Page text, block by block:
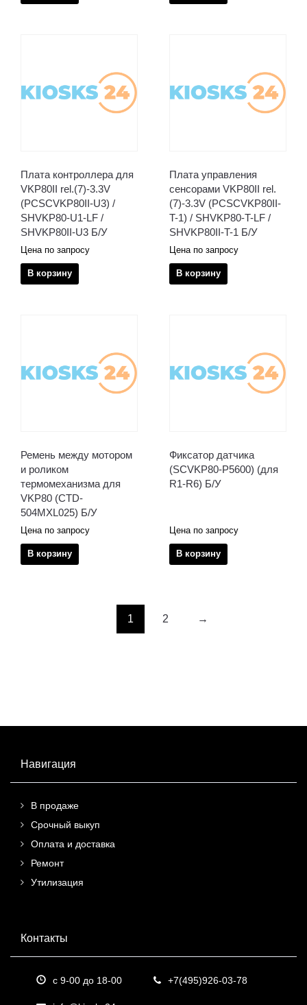
Плата контроллера для
VKP80II rel.(7)-3.3V
(PCSCVKP80II-U3) /
SHVKP80-U1-LF /
SHVKP80II-U3 Б/У
Цена по запросу
В корзину
Плата управления
сенсорами VKP80II rel.
(7)-3.3V (PCSCVKP80II-
T-1) / SHVKP80-T-LF /
SHVKP80II-T-1 Б/У
Цена по запросу
В корзину
Ремень между мотором
и роликом
термомеханизма для
VKP80 (CTD-
504MXL025) Б/У
Цена по запросу
В корзину
Фиксатор датчика
(SCVKP80-P5600) (для
R1-R6) Б/У
Цена по запросу
В корзину
1 2 →
Навигация
В продаже
Срочный выкуп
Оплата и доставка
Ремонт
Утилизация
Контакты
с 9-00 до 18-00 +7(495)926-03-78